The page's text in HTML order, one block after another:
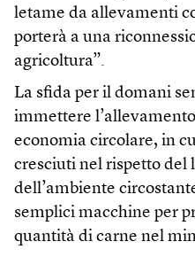
letame da allevamenti
porterà a una
agricoltura”.
La sfida per il domani
immettere
economia circolare, in
cresciuti nel rispetto del
dell’ambiente
semplici macchine per
quantità di carne nel